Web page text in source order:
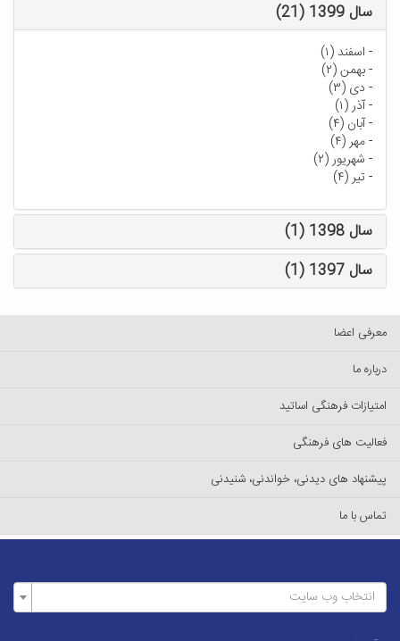
سال 1399 (21)
- اسفند (۱)
-بهمن (۲)
- دی (۳)
-آذر (۱)
-آبان (۴)
-مهر (۴)
- شهریور (۲)
-تیر (۴)
سال 1398 (1)
سال 1397 (1)
معرفی اعضا
درباره ما
امتیازات فرهنگی اساتید
فعالیت های فرهنگی
پیشنهاد های دیدنی، خواندنی، شنیدنی
تماس با ما
انتخاب وب سایت